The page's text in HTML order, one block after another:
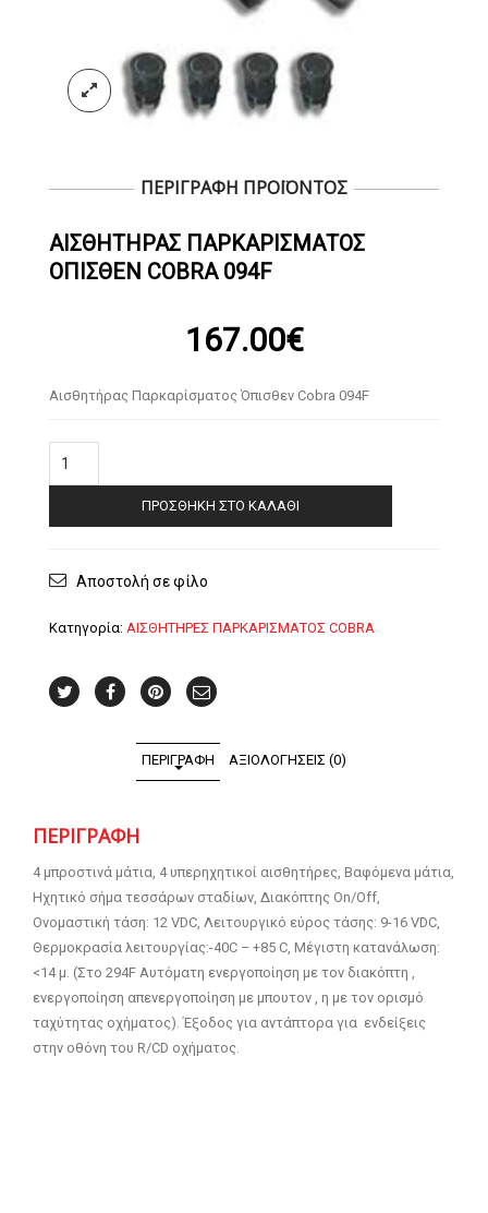
ΠΕΡΙΓΡΑΦΗ ΠΡΟΪΟΝΤΟΣ
ΑΙΣΘΗΤΉΡΑΣ ΠΑΡΚΑΡΊΣΜΑΤΟΣ
ΌΠΙΣΘΕΝ COBRA 094F
167.00€
Αισθητήρας Παρκαρίσματος Όπισθεν Cobra 094F
Παρκαρίσματος
Όπισθεν
094F
ΠΡΟΣΘΉΚΗ ΣΤΟ ΚΑΛΆΘΙ
Αποστολή σε φίλο
Κατηγορία: ΑΙΣΘΗΤΗΡΕΣ ΠΑΡΚΑΡΙΣΜΑΤΟΣ COBRA
ΠΕΡΙΓΡΑΦΉ ΑΞΙΟΛΟΓΉΣΕΙΣ (0)
ΠΕΡΙΓΡΑΦΉ
4 μπροστινά μάτια, 4 υπερηχητικοί αισθητήρες, Βαφόμενα μάτια,
Ηχητικό σήμα τεσσάρων σταδίων, Διακόπτης On/Off,
Ονομαστική τάση: 12 VDC, Λειτουργικό εύρος τάσης: 9-16 VDC,
Θερμοκρασία λειτουργίας:-40C – +85 C, Μέγιστη κατανάλωση:
<14 μ. (Στο 294F Αυτόματη ενεργοποίηση με τον διακόπτη ,
ενεργοποίηση απενεργοποίηση με μπουτον , η με τον ορισμό
ταχύτητας οχήματος). Έξοδος για αντάπτορα για ενδείξεις
στην οθόνη του R/CD οχήματος.